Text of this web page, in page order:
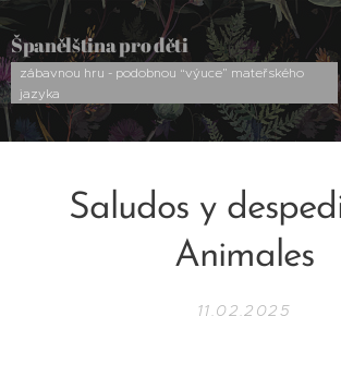
Španělština pro děti
zábavnou hru - podobnou “výuce” mateřského
jazyka
Saludos y
Animales
11.02.2025